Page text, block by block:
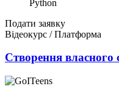
Python
Подати заявку
Відеокурс / Платформа
Створення власного